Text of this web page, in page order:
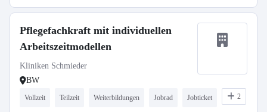
Pflegefachkraft mit individuellen
Arbeitszeitmodellen
Kliniken Schmieder
BW
Vollzeit Teilzeit Weiterbildungen Jobrad Jobticket 2